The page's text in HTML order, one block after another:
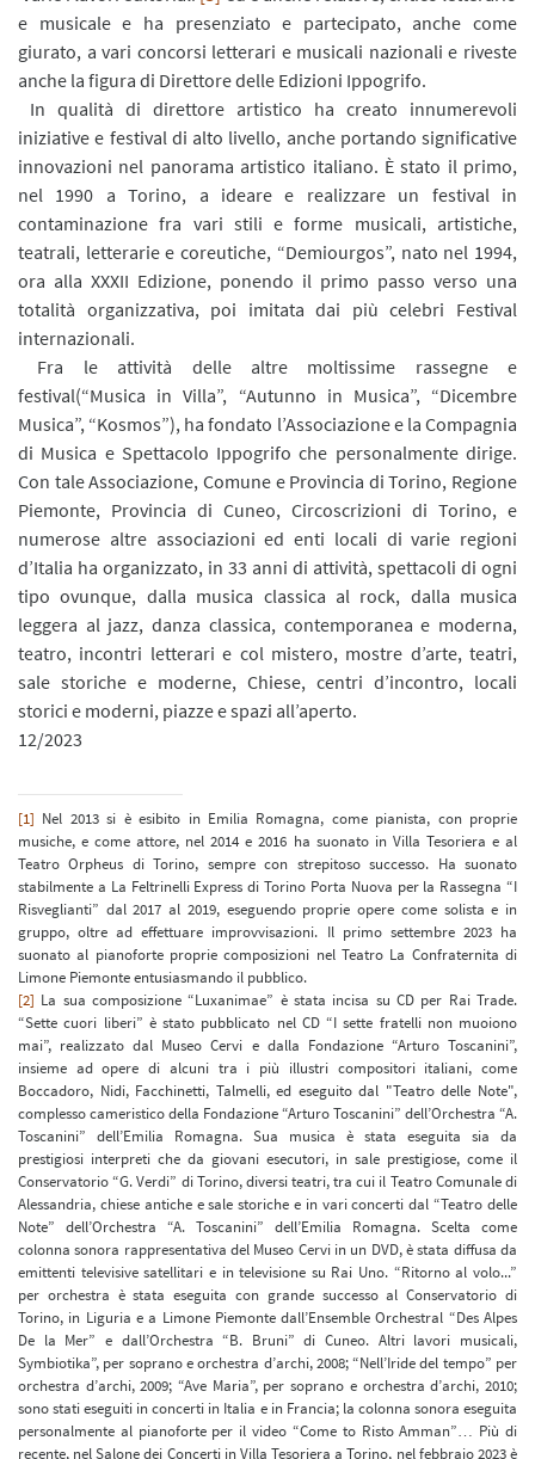
e musicale e ha presenziato e partecipato, anche come
giurato, a vari concorsi letterari e musicali nazionali e riveste
anche la figura di Direttore delle Edizioni Ippogrifo.
In qualità di direttore artistico ha creato innumerevoli
iniziative e festival di alto livello, anche portando significative
innovazioni nel panorama artistico italiano. È stato il primo,
nel 1990 a Torino, a ideare e realizzare un festival in
contaminazione fra vari stili e forme musicali, artistiche,
teatrali, letterarie e coreutiche, “Demiourgos”, nato nel 1994,
ora alla XXXII Edizione, ponendo il primo passo verso una
totalità organizzativa, poi imitata dai più celebri Festival
internazionali.
Fra le attività delle altre moltissime rassegne e
festival(“Musica in Villa”, “Autunno in Musica”, “Dicembre
Musica”, “Kosmos”), ha fondato l’Associazione e la Compagnia
di Musica e Spettacolo Ippogrifo che personalmente dirige.
Con tale Associazione, Comune e Provincia di Torino, Regione
Piemonte, Provincia di Cuneo, Circoscrizioni di Torino, e
numerose altre associazioni ed enti locali di varie regioni
d’Italia ha organizzato, in 33 anni di attività, spettacoli di ogni
tipo ovunque, dalla musica classica al rock, dalla musica
leggera al jazz, danza classica, contemporanea e moderna,
teatro, incontri letterari e col mistero, mostre d’arte, teatri,
sale storiche e moderne, Chiese, centri d’incontro, locali
storici e moderni, piazze e spazi all’aperto.
12/2023
[1] Nel 2013 si è esibito in Emilia Romagna, come pianista, con proprie
musiche, e come attore, nel 2014 e 2016 ha suonato in Villa Tesoriera e al
Teatro Orpheus di Torino, sempre con strepitoso successo. Ha suonato
stabilmente a La Feltrinelli Express di Torino Porta Nuova per la Rassegna “I
Risveglianti” dal 2017 al 2019, eseguendo proprie opere come solista e in
gruppo, oltre ad effettuare improvvisazioni. Il primo settembre 2023 ha
suonato al pianoforte proprie composizioni nel Teatro La Confraternita di
Limone Piemonte entusiasmando il pubblico.
[2] La sua composizione “Luxanimae” è stata incisa su CD per Rai Trade.
“Sette cuori liberi” è stato pubblicato nel CD “I sette fratelli non muoiono
mai”, realizzato dal Museo Cervi e dalla Fondazione “Arturo Toscanini”,
insieme ad opere di alcuni tra i più illustri compositori italiani, come
Boccadoro, Nidi, Facchinetti, Talmelli, ed eseguito dal "Teatro delle Note",
complesso cameristico della Fondazione “Arturo Toscanini” dell’Orchestra “A.
Toscanini” dell’Emilia Romagna. Sua musica è stata eseguita sia da
prestigiosi interpreti che da giovani esecutori, in sale prestigiose, come il
Conservatorio “G. Verdi” di Torino, diversi teatri, tra cui il Teatro Comunale di
Alessandria, chiese antiche e sale storiche e in vari concerti dal “Teatro delle
Note” dell’Orchestra “A. Toscanini” dell’Emilia Romagna. Scelta come
colonna sonora rappresentativa del Museo Cervi in un DVD, è stata diffusa da
emittenti televisive satellitari e in televisione su Rai Uno. “Ritorno al volo...”
per orchestra è stata eseguita con grande successo al Conservatorio di
Torino, in Liguria e a Limone Piemonte dall’Ensemble Orchestral “Des Alpes
De la Mer” e dall’Orchestra “B. Bruni” di Cuneo. Altri lavori musicali,
Symbiotika”, per soprano e orchestra d’archi, 2008; “Nell’Iride del tempo” per
orchestra d’archi, 2009; “Ave Maria”, per soprano e orchestra d’archi, 2010;
sono stati eseguiti in concerti in Italia e in Francia; la colonna sonora eseguita
personalmente al pianoforte per il video “Come to Risto Amman”… Più di
recente, nel Salone dei Concerti in Villa Tesoriera a Torino, nel febbraio 2023 è